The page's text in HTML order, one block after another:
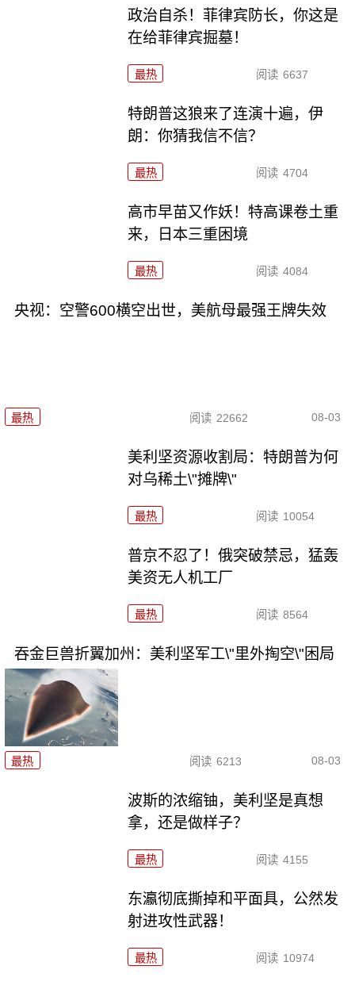
政治自杀！菲律宾防长，你这是
在给菲律宾掘墓！
最热 阅读 6637
特朗普这狼来了连演十遍，伊
朗：你猜我信不信？
最热 阅读 4704
高市早苗又作妖！特高课卷土重
来，日本三重困境
最热 阅读 4084
央视：空警600横空出世，美航母最强王牌失效
最热 阅读 22662 08-03
美利坚资源收割局：特朗普为何
对乌稀土\"摊牌\"
最热 阅读 10054
普京不忍了！俄突破禁忌，猛轰
美资无人机工厂
最热 阅读 8564
吞金巨兽折翼加州：美利坚军工\"里外掏空\"困局
最热 阅读 6213 08-03
波斯的浓缩铀，美利坚是真想
拿，还是做样子？
最热 阅读 4155
东瀛彻底撕掉和平面具，公然发
射进攻性武器！
最热 阅读 10974